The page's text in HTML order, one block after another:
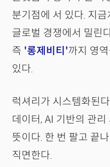
분기점에 서 있다. 지
글로벌 경쟁에서 밀린
즉 '롱제비티'까지 영
있다.
럭셔리가 시스템화된
데이터, AI 기반의 관
뜻이다. 한 번 팔고 끝
직면한다.